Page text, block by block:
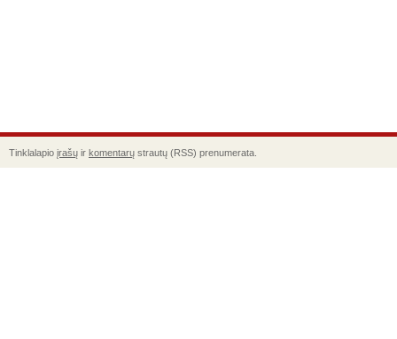
Tinklalapio įrašų ir komentarų strautų (RSS) prenumerata.